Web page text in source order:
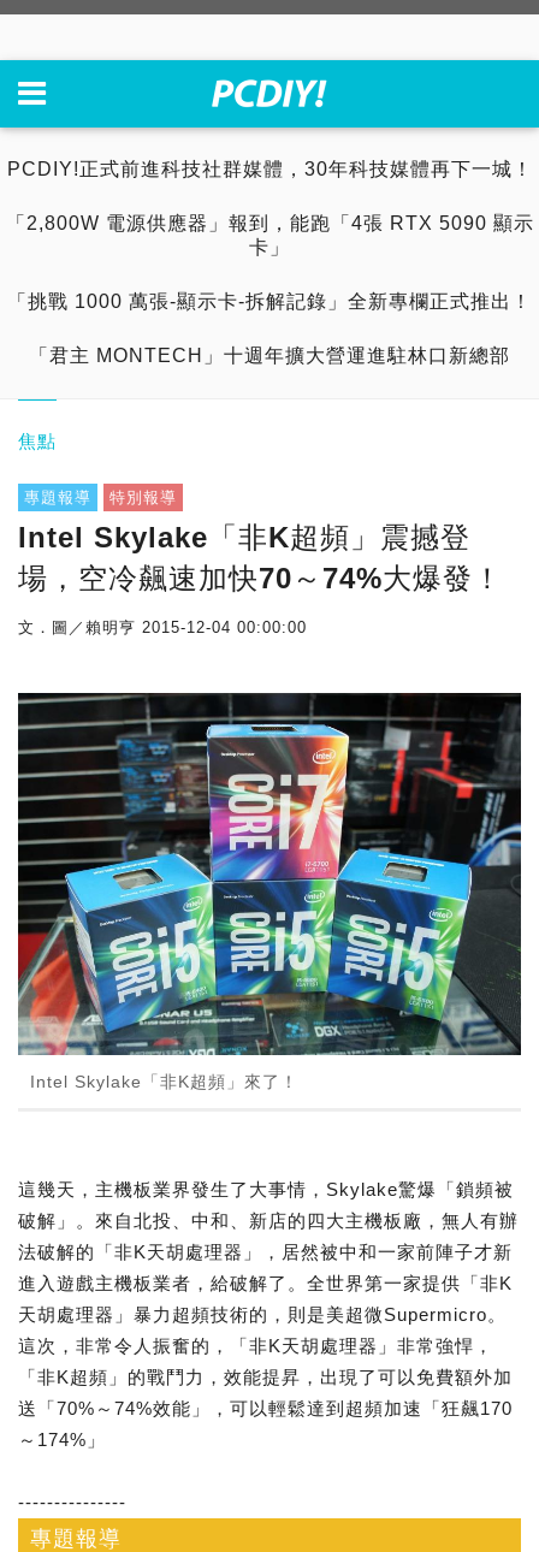
PCDIY!正式前進科技社群媒體，30年科技媒體再下一城！
「2,800W 電源供應器」報到，能跑「4張 RTX 5090 顯示
卡」
「挑戰 1000 萬張-顯示卡-拆解記錄」全新專欄正式推出！
「君主 MONTECH」十週年擴大營運進駐林口新總部
焦點
專題報導 特別報導
Intel Skylake「非K超頻」震撼登
場，空冷飆速加快70～74%大爆發！
文．圖／賴明亨 2015-12-04 00:00:00
Intel Skylake「非K超頻」來了！
這幾天，主機板業界發生了大事情，Skylake驚爆「鎖頻被
破解」。來自北投、中和、新店的四大主機板廠，無人有辦
法破解的「非K天胡處理器」，居然被中和一家前陣子才新
進入遊戲主機板業者，給破解了。全世界第一家提供「非K
天胡處理器」暴力超頻技術的，則是美超微Supermicro。
這次，非常令人振奮的，「非K天胡處理器」非常強悍，
「非K超頻」的戰鬥力，效能提昇，出現了可以免費額外加
送「70%～74%效能」，可以輕鬆達到超頻加速「狂飆170
～174%」
---------------
專題報導